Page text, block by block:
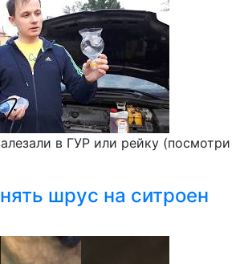
в ГУР или рейку (посмотри
шрус на ситроен